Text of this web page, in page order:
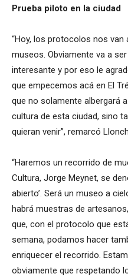
Prueba piloto en la ciudad
“Hoy, los protocolos nos
museos. Obviamente va a
interesante y por eso le
que empecemos acá en El
que no solamente albergará
cultura de esta ciudad, sino
quieran venir”, remarcó
“Haremos un recorrido de
Cultura, Jorge Meynet, se
abierto’. Será un museo a
habrá muestras de
que, con el protocolo que
semana, podamos hacer
enriquecer el recorrido.
obviamente que respetando